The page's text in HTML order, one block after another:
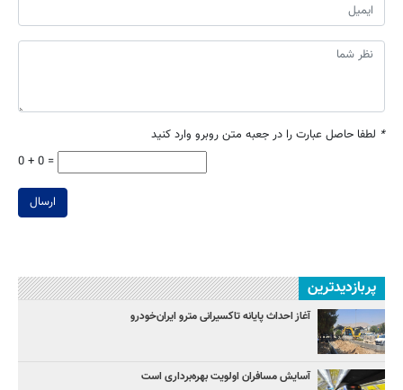
* لطفا حاصل عبارت را در جعبه متن روبرو وارد کنید
0 + 0 =
ارسال
پربازدیدترین
آغاز احداث پایانه تاکسیرانی مترو ایران‌خودرو
آسایش مسافران اولویت بهره‌برداری است